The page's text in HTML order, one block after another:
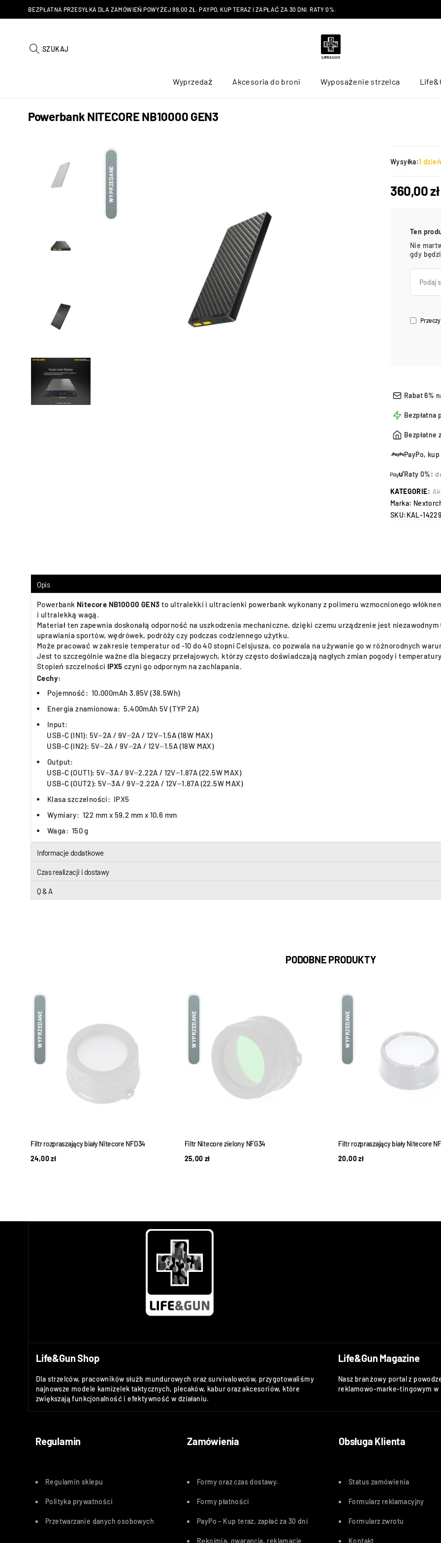
BEZPŁATNA PRZESYŁKA DLA ZAMÓWIEŃ POWYŻEJ 99,00 ZŁ. PAYPO, KUP TERAZ I ZAPŁAĆ ZA 30 DNI. RATY 0%.
SZUKAJ
Wyprzedaż Akcesoria do broni Wyposażenie strzelca
Powerbank NITECORE NB10000 GEN3
WYPRZEDANE
Wysyłka:1
360,00zł
Ten
Nie
gdy
Rabat 6%
Bezpłatna
Bezpłatne
PayPo,
Raty 0%:
KATEGORIE:
Marka:
SKU:KAL-
Opis
Powerbank Nitecore NB10000 GEN3 to ultralekki i ultracienki powerbank wykonany z polimeru wzmocnionego
i ultralekką wagą.
Materiał ten zapewnia doskonałą odporność na uszkodzenia mechaniczne, dzięki czemu urządzenie jest
uprawiania sportów, wędrówek, podróży czy podczas codziennego użytku.
Może pracować w zakresie temperaturod -10 do 40 stopni Celsjusza, co pozwala na używanie go w różnorodnych
Jest to szczególnie ważne dla biegaczy przełajowych, którzy często doświadczają nagłych zmian pogody i
Stopień szczelności IPX5 czyni go odpornym na zachlapania.
Cechy:
Pojemność: 10,000mAh 3.85V (38.5Wh)
Energia znamionowa: 5,400mAh 5V (TYP 2A)
Input:
USB-C (IN1): 5V⎓2A / 9V⎓2A / 12V⎓1.5A (18W MAX)
USB-C (IN2): 5V⎓2A / 9V⎓2A / 12V⎓1.5A (18W MAX)
Output:
USB-C (OUT1): 5V⎓3A / 9V⎓2.22A / 12V⎓1.87A (22.5W MAX)
USB-C (OUT2): 5V⎓3A / 9V⎓2.22A / 12V⎓1.87A (22.5W MAX)
Klasa szczelności: IPX5
Wymiary:122 mm x 59.2 mm x 10.6 mm
Waga: 150 g
Informacje dodatkowe
Czas realizacji i dostawy
Q & A
PODOBNE PRODUKTY
WYPRZEDANE
Filtr rozpraszający biały Nitecore NFD34
24,00zł
WYPRZEDANE
Filtr Nitecore zielony NFG34
25,00 zł
WYPRZEDANE
Filtr rozpraszający biały Nitecore
20,00zł
Life&Gun Shop
Dla strzelców, pracowników służb mundurowych oraz survivalowców, przygotowaliśmy
najnowsze modele kamizelek taktycznych, plecaków, kabur oraz akcesoriów, które
zwiększają funkcjonalność i efektywność w działaniu.
Life&Gun Magazine
Nasz branżowy portal z
reklamowo-marke-tingowym
Regulamin Zamówienia Obsługa Klienta
Regulamin sklepu
Polityka prywatności
Przetwarzanie danych osobowych
Formy oraz czas dostawy.
Formy płatności
PayPo – Kup teraz, zapłać za 30 dni
Rękojmia, gwarancja, reklamacje
Status zamówienia
Formularz reklamacyjny
Formularz zwrotu
Kontakt